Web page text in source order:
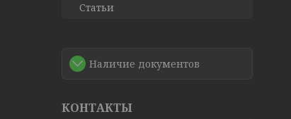
Статьи
Наличие документов
КОНТАКТЫ